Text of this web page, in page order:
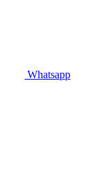
Whatsapp